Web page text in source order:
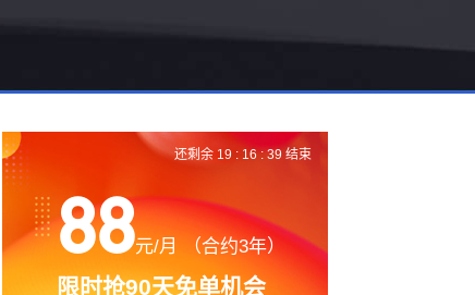
88元/月 （合约3年）
限时抢90天免单机会
还剩余 19 : 16 :39 结束